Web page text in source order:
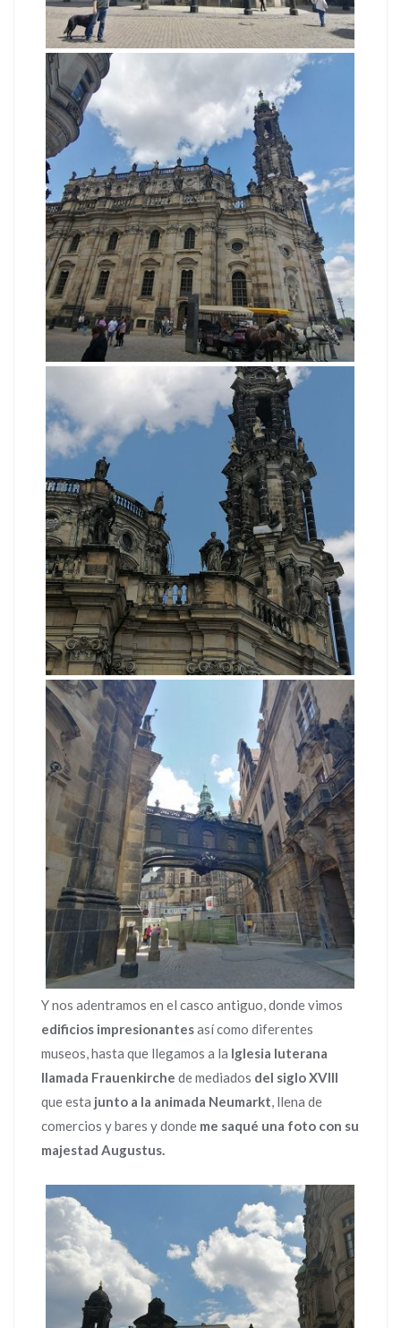
Y nos adentramos en el casco antiguo, donde vimos
edificios impresionantesasí como diferentes
museos, hasta que llegamos a la Iglesia luterana
llamada Frauenkirche de mediados del siglo XVIII
que esta junto a la animada Neumarkt, llena de
comercios y bares y donde me saqué una foto con su
majestad Augustus.